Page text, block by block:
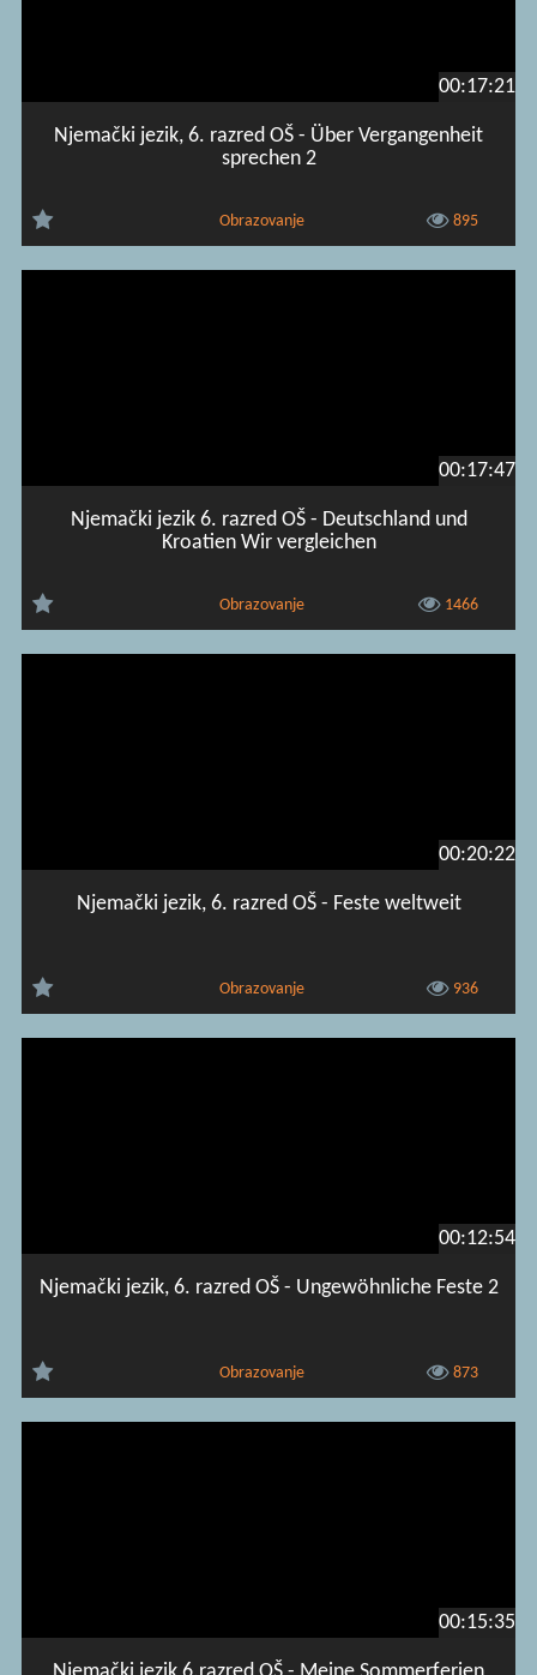
00:17:21
Njemački jezik, 6. razred OŠ - Über Vergangenheit
sprechen 2
Obrazovanje 895
00:17:47
Njemački jezik 6. razred OŠ - Deutschland und
Kroatien Wir vergleichen
Obrazovanje 1466
00:20:22
Njemački jezik, 6. razred OŠ - Feste weltweit
Obrazovanje 936
00:12:54
Njemački jezik, 6. razred OŠ - Ungewöhnliche Feste 2
Obrazovanje 873
00:15:35